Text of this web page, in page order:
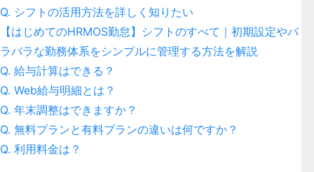
Q. シフトの活用方法を詳しく知りたい
【はじめてのHRMOS勤怠】シフトのすべて｜初期設定やバ
ラバラな勤務体系をシンプルに管理する方法を解説
Q. 給与計算はできる？
Q. Web給与明細とは？
Q. 年末調整はできますか？
Q. 無料プランと有料プランの違いは何ですか？
Q. 利用料金は？